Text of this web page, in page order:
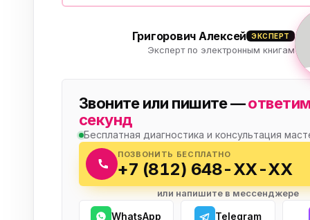
Электротранспорт
Бензотехника
Садовая техника
Григорович Алексей ЭКСПЕРТ
Эксперт по электронным книгам
Звоните или пишите —
секунд
Бесплатная диагностика и консультация
ПОЗВОНИТЬ БЕСПЛАТНО
+7 (812) 648-XX-XX
или напишите в мессенджере
WhatsApp Telegram